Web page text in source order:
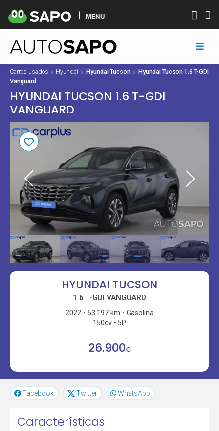
MENU
Carros usados Hyundai Hyundai Tucson
Hyundai Tucson 1.6 T-GDI
Vanguard
HYUNDAI TUCSON 1.6 T-GDI
VANGUARD
HYUNDAI TUCSON
1.6 T-GDI VANGUARD
2022 53.197 km
Gasolina
150cv
5P
26.900€
Facebook Twitter WhatsApp
Características